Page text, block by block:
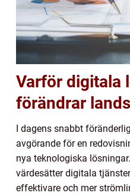
Varför digitala
förändrar
I dagens snabbt
avgörande för en
nya teknologiska
värdesätter digitala
effektivare och mer